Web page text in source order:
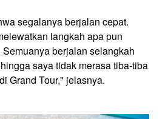
segalanya berjalan cepat.
langkah apa pun
berjalan selangkah
saya tidak merasa tiba-tiba
Grand Tour," jelasnya.